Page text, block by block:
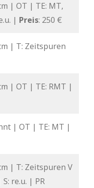
| OT | TE: MT,
| Preis: 250 €
| T: Zeitspuren
| OT | TE: RMT |
| OT | TE: MT |
| T: Zeitspuren V
re.u. | PR